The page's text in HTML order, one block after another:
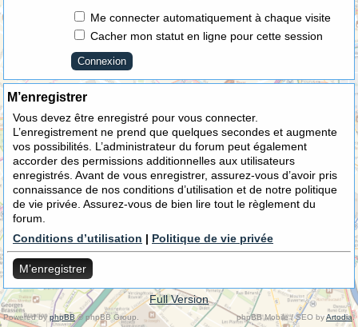
Me connecter automatiquement à chaque visite
Cacher mon statut en ligne pour cette session
M’enregistrer
Vous devez être enregistré pour vous connecter.
L’enregistrement ne prend que quelques secondes et augmente
vos possibilités. L’administrateur du forum peut également
accorder des permissions additionnelles aux utilisateurs
enregistrés. Avant de vous enregistrer, assurez-vous d’avoir pris
connaissance de nos conditions d’utilisation et de notre politique
de vie privée. Assurez-vous de bien lire tout le règlement du
forum.
Conditions d’utilisation | Politique de vie privée
M’enregistrer
Full Version
Powered byphpBB© phpBB Group. phpBB Mobile / SEO byArtodia.